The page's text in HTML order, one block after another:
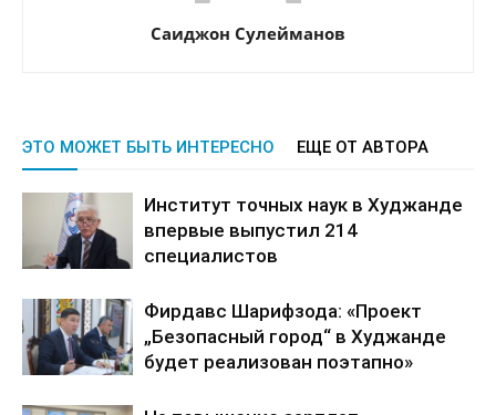
Саиджон Сулейманов
ЭТО МОЖЕТ БЫТЬ ИНТЕРЕСНО ЕЩЕ ОТ АВТОРА
Институт точных наук в Худжанде
впервые выпустил 214
специалистов
Фирдавс Шарифзода: «Проект
„Безопасный город“ в Худжанде
будет реализован поэтапно»